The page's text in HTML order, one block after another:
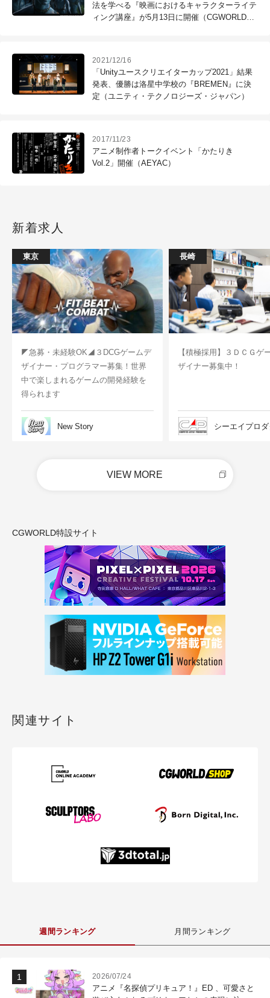
法を学べる『映画におけるキャラクターライテ
ィング講座』が5月13日に開催（CGWORLD
2021/12/16
「Unityユースクリエイターカップ2021」結果
発表、優勝は洛星中学校の『BREMEN』に決
定（ユニティ・テクノロジーズ・ジャパン）
2017/11/23
アニメ制作者トークイベント「かたりき
Vol.2」開催（AEYAC）
新着求人
東京
◤急募・未経験OK◢３DCGゲームデ
ザイナー・プログラマー募集！世界
中で楽しまれるゲームの開発経験を
得られます
New Story
長崎
【積極採用】３ＤＣＧゲ
ザイナー募集中！
シーエイプロ
VIEW MORE
CGWORLD特設サイト
関連サイト
週間ランキング 月間ランキング
2026/07/24
アニメ『名探偵プリキュア！』ED 、可愛さと